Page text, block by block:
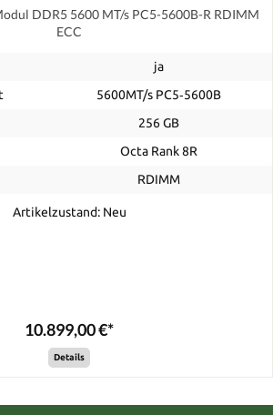
DDR5 5600 MT/s PC5-5600B-R RDIMM
ECC
ja
5600MT/s PC5‑5600B
256 GB
Octa Rank 8R
RDIMM
Artikelzustand: Neu
10.899,00 €*
Details